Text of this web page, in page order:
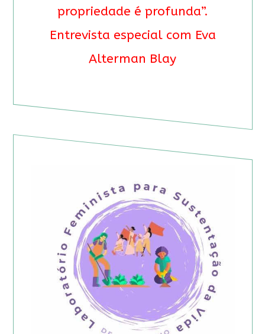
propriedade é profunda”.
Entrevista especial com Eva
Alterman Blay